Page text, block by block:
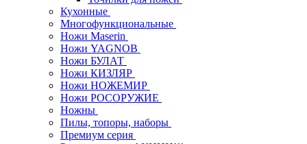
Кухонные
Многофункциональные
Ножи Maserin
Ножи YAGNOB
Ножи БУЛАТ
Ножи КИЗЛЯР
Ножи НОЖЕМИР
Ножи РОСОРУЖИЕ
Ножны
Пилы, топоры, наборы
Премиум серия